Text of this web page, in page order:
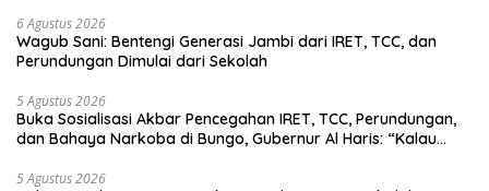
6 Agustus 2026
Wagub Sani: Bentengi Generasi Jambi dari IRET, TCC, dan
Perundungan Dimulai dari Sekolah
5 Agustus 2026
Buka Sosialisasi Akbar Pencegahan IRET, TCC, Perundungan,
dan Bahaya Narkoba di Bungo, Gubernur Al Haris: “Kalau
tangan”
5 Agustus 2026